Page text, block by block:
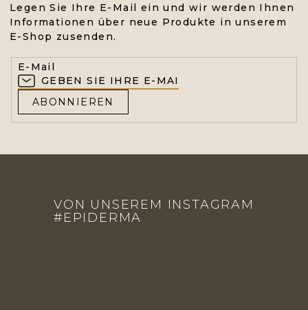
Legen Sie Ihre E-Mail ein und wir werden Ihnen
Informationen über neue Produkte in unserem
E-Shop zusenden.
E-Mail
ABONNIEREN
VON UNSEREM INSTAGRAM
#EPIDERMA